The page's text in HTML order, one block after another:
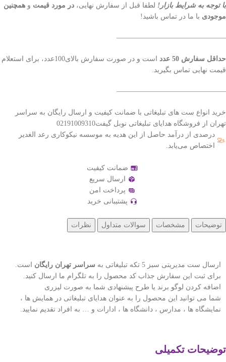
با توجه به شرایط بازار! لطفا قبل از سفارش نهایی، در مورد قیمت و همچنین
موجودی با ما در تماس باشید!
———————————————–
حداقل سفارش 50 عدد
است و در صورت سفارش بالای100عدد، برای استعلام
قیمت نهایی تماس بگیرید.
———————————————–
خرید انواع ست های تبلیغاتی با ضمانت کیفیت و ارسال رایگان به سراسر
تهران از فروشگاه هدایای تبلیغاتی نوبل گیفت02191009310
درصدی از درآمد حاصل از این هدیه به موسسه نیکوکاری رعد الغدیر
اختصاص می‌یابد.
ضمانت کیفیت
ارسال سریع
پرداخت امن
پشتیبانی خرید
توضیحات مشخصات سوالات متداول نظرات
ارسال ست مدیریتی سبز 5 تکه تبلیغاتی به سراسر تهران رایگان است.
برای ثبت این سفارش جذاب کد محصول را به تلگرام ما ارسال کنید.
اضافه کردن لوگو برند یا طرح پیشنهادی شما به صورت لیزری
شما می توانید این محصول را به عنوان هدایای تبلیغاتی در همایش ها ،
نمایشگاه ها ، مدارس ، دانشگاه ها ، ادارات و … به افراد تقدیم نمایید.
توضیحات تکمیلی